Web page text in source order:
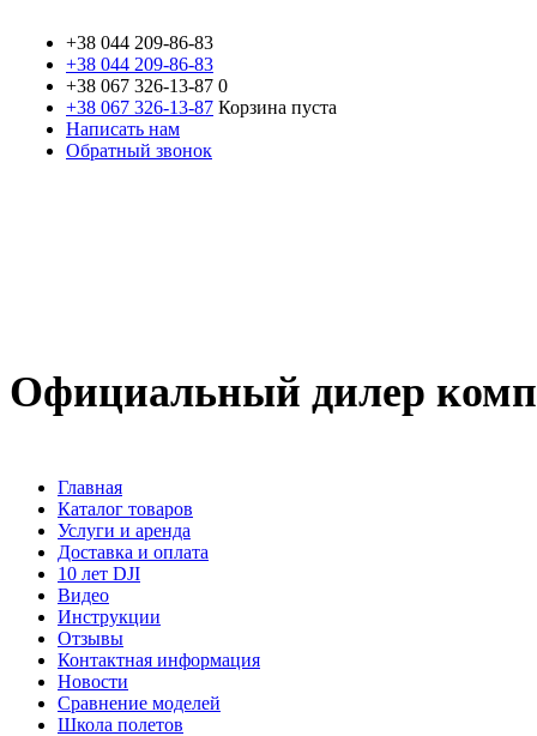
+38 044 209-86-83
+38 044 209-86-83
+38 067 326-13-87
+38 067 326-13-87
Написать нам
Обратный звонок
0
Корзина пуста
Официальный дилер
Главная
Каталог товаров
Услуги и аренда
Доставка и оплата
10 лет DJI
Видео
Инструкции
Отзывы
Контактная информация
Новости
Сравнение моделей
Школа полетов